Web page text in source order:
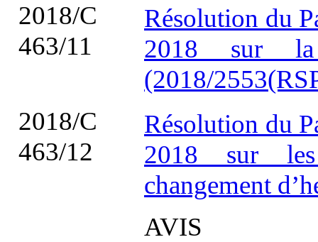
2018/C
463/11
Résolution du
2018 sur la
(2018/
2018/C
463/12
Résolution du
2018 sur
changement
AVIS